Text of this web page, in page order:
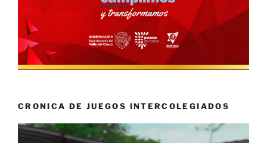
CRONICA DE JUEGOS INTERCOLEGIADOS
Reproductor